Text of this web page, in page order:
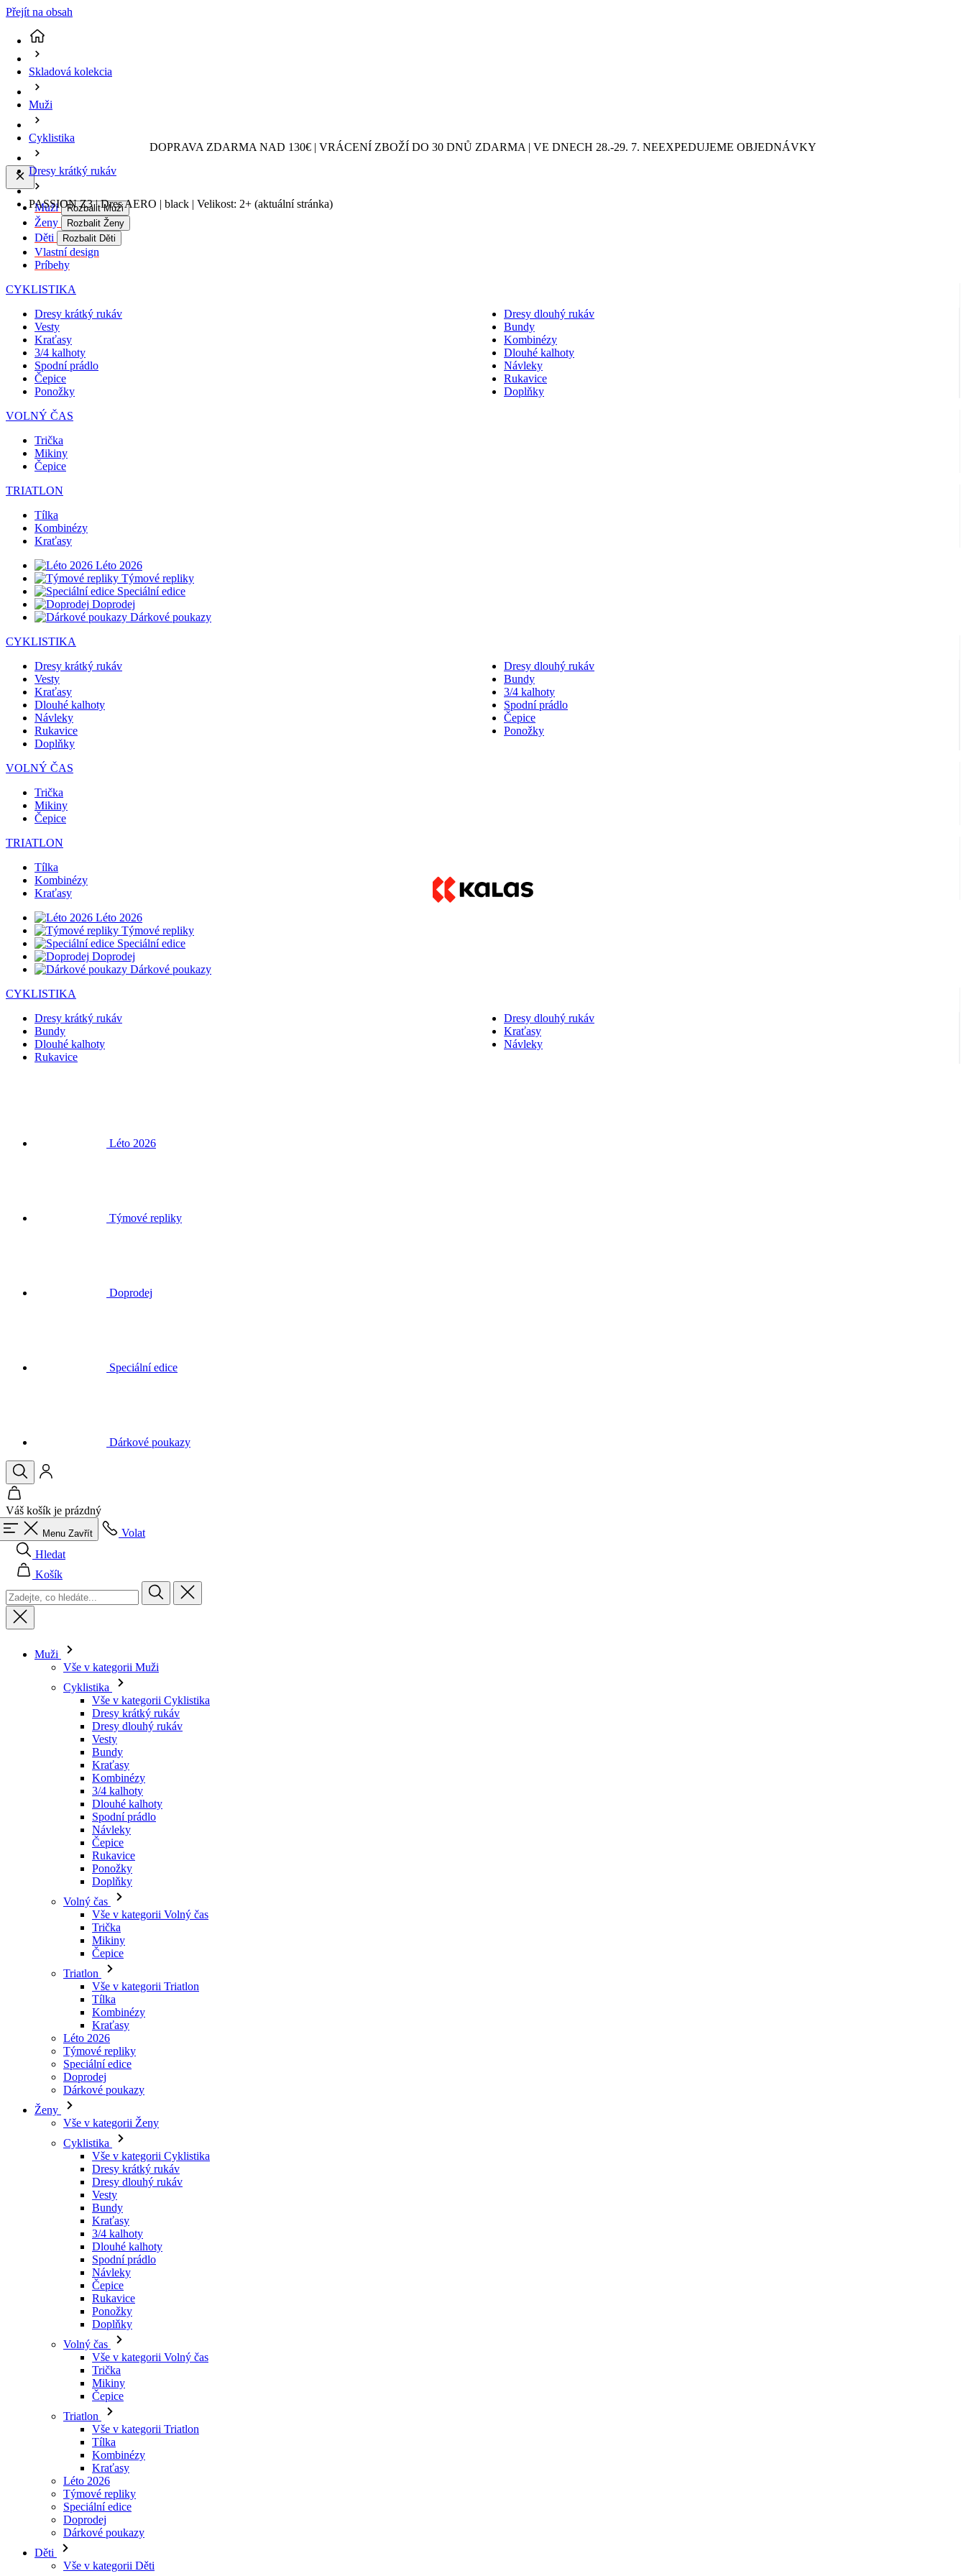
Přejít na obsah
DOPRAVA ZDARMA NAD 130€ | VRÁCENÍ ZBOŽÍ DO 30 DNŮ ZDARMA | VE DNECH 28.-29. 7. NEEXPEDUJEME OBJEDNÁVKY
Muži Rozbalit Muži
Ženy Rozbalit Ženy
Děti Rozbalit Děti
Vlastní design
Príbehy
CYKLISTIKA
Dresy krátký rukáv
Dresy dlouhý rukáv
Vesty
Bundy
Kraťasy
Kombinézy
3/4 kalhoty
Dlouhé kalhoty
Spodní prádlo
Návleky
Čepice
Rukavice
Ponožky
Doplňky
VOLNÝ ČAS
Trička
Mikiny
Čepice
TRIATLON
Tílka
Kombinézy
Kraťasy
Léto 2026
Týmové repliky
Speciální edice
Doprodej
Dárkové poukazy
CYKLISTIKA
Dresy krátký rukáv
Dresy dlouhý rukáv
Vesty
Bundy
Kraťasy
3/4 kalhoty
Dlouhé kalhoty
Spodní prádlo
Návleky
Čepice
Rukavice
Ponožky
Doplňky
VOLNÝ ČAS
Trička
Mikiny
Čepice
TRIATLON
Tílka
Kombinézy
Kraťasy
Léto 2026
Týmové repliky
Speciální edice
Doprodej
Dárkové poukazy
CYKLISTIKA
Dresy krátký rukáv
Dresy dlouhý rukáv
Bundy
Kraťasy
Dlouhé kalhoty
Návleky
Rukavice
Váš košík je prázdný
Menu
Košík
Muži
Vše v kategorii Muži
Dresy dlouhý rukáv
Vesty
Bundy
Kraťasy
Kombinézy
3/4 kalhoty
Dlouhé kalhoty
Spodní prádlo
Návleky
Čepice
Rukavice
Ponožky
Doplňky
Volný čas
Vše v kategorii Volný čas
Trička
Mikiny
Čepice
Triatlon
Vše v kategorii Triatlon
Tílka
Kombinézy
Kraťasy
Léto 2026
Týmové repliky
Speciální edice
Doprodej
Dárkové poukazy
Ženy
Vše v kategorii Ženy
Cyklistika
Vše v kategorii Cyklistika
Dresy dlouhý rukáv
Vesty
Bundy
Kraťasy
3/4 kalhoty
Dlouhé kalhoty
Spodní prádlo
Návleky
Čepice
Rukavice
Ponožky
Doplňky
Volný čas
Vše v kategorii Volný čas
Trička
Mikiny
Čepice
Triatlon
Vše v kategorii Triatlon
Tílka
Kombinézy
Kraťasy
Léto 2026
Týmové repliky
Speciální edice
Doprodej
Dárkové poukazy
Děti
Vše v kategorii Děti
Cyklistika
Vše v kategorii Cyklistika
Dresy dlouhý rukáv
Skladová kolekcia
Muži
Cyklistika
Dresy krátký rukáv
PASSION Z3 | Dres AERO | black | Velikost: 2+ (aktuální stránka)